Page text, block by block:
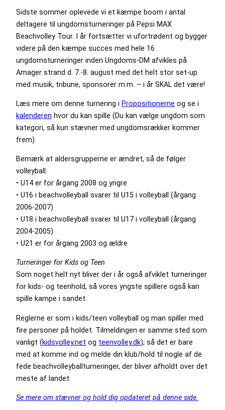
Sidste sommer oplevede vi et kæmpe boom i antal
deltagere til ungdomsturneringer på Pepsi MAX
Beachvolley Tour. I år fortsætter vi ufortrødent og bygger
videre på den kæmpe succes med hele 16
ungdomsturneringer inden Ungdoms-DM afvikles på
Amager strand d. 7.-8. august med det helt stor set-up
med musik, tribune, sponsorer m.m. – i år SKAL det være!
Læs mere om denne turnering i Propositionerne og se i
kalenderen hvor du kan spille (Du kan vælge ungdom som
kategori, så kun stævner med ungdomsrækker kommer
frem).
Bemærk at aldersgrupperne er ændret, så de følger
volleyball:
• U14 er for årgang 2008 og yngre
• U16 i beachvolleyball svarer til U15 i volleyball (årgang
2006-2007)
• U18 i beachvolleyball svarer til U17 i volleyball (årgang
2004-2005)
• U21 er for årgang 2003 og ældre
Turneringer for Kids og Teen
Som noget helt nyt bliver der i år også afviklet turneringer
for kids- og teenhold, så vores yngste spillere også kan
spille kampe i sandet.
Reglerne er som i kids/teen volleyball og man spiller med
fire personer på holdet. Tilmeldingen er samme sted som
vanligt (kidsvolley.net og teenvolley.dk), så det er bare
med at komme ind og melde din klub/hold til nogle af de
fede beachvolleyballturneringer, der bliver afholdt over det
meste af landet.
Se mere om stævner og hold dig opdateret på denne side.